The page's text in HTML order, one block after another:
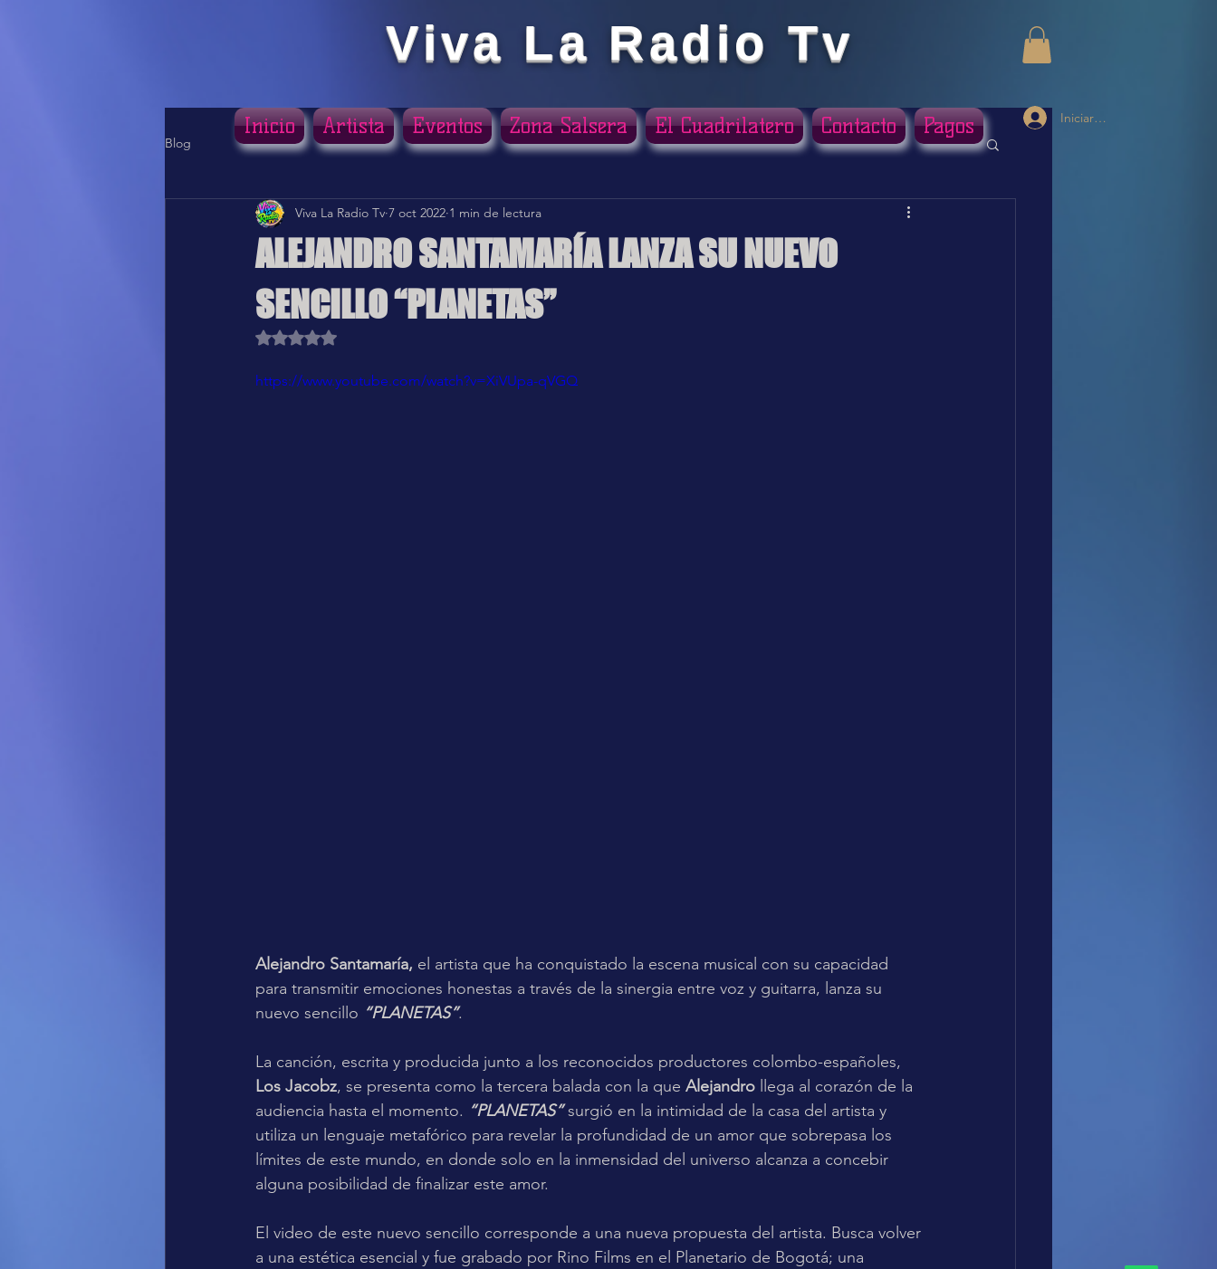
Viva La Radio Tv
Iniciar sesión
Blog
ALEJANDRO SANTAMARÍA LANZA SU NUEVO
SENCILLO “PLANETAS”
Viva La Radio Tv 7 oct 2022 1 min de lectura
Obtuvo NaN de 5 estrellas.
https://www.youtube.com/watch?v=XiVUpa-qVGQ
Alejandro Santamaría, el artista que ha conquistado la escena musical con su capacidad
para transmitir emociones honestas a través de la sinergia entre voz y guitarra, lanza su
nuevo sencillo “PLANETAS”.
La canción, escrita y producida junto a los reconocidos productores colombo-españoles,
Los Jacobz, se presenta como la tercera balada con la que Alejandro llega al corazón de la
audiencia hasta el momento. “PLANETAS” surgió en la intimidad de la casa del artista y
utiliza un lenguaje metafórico para revelar la profundidad de un amor que sobrepasa los
límites de este mundo, en donde solo en la inmensidad del universo alcanza a concebir
alguna posibilidad de finalizar este amor.
El video de este nuevo sencillo corresponde a una nueva propuesta del artista. Busca volver
a una estética esencial y fue grabado por Rino Films en el Planetario de Bogotá; una
Inicio Artista Eventos Zona Salsera El Cuadrilatero Contacto Pagos